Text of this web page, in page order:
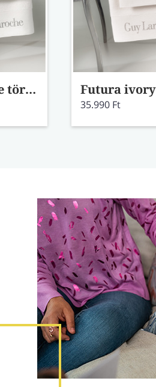
Futura white törölköző szett
35.990 Ft